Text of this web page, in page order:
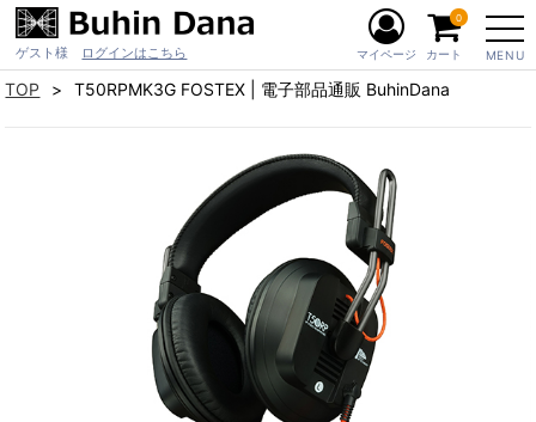
ゲスト様 ログインはこちら MENU
マイページ カート
0
TOP T50RPMK3G FOSTEX | 電子部品通販 BuhinDana